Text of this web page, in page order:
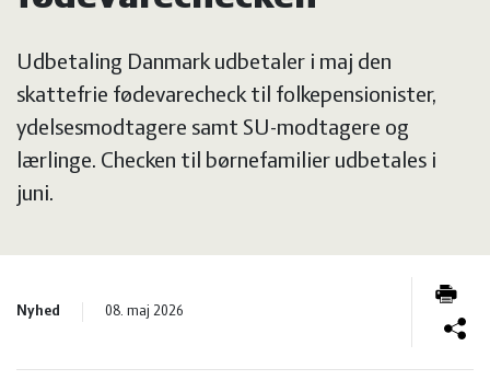
Grise
Natur
Jura
vandmiljø
Økologi
Udbetaling Danmark udbetaler i maj den
skattefrie fødevarecheck til folkepensionister,
ydelsesmodtagere samt SU-modtagere og
lærlinge. Checken til børnefamilier udbetales i
juni.
Nyhed 08. maj 2026